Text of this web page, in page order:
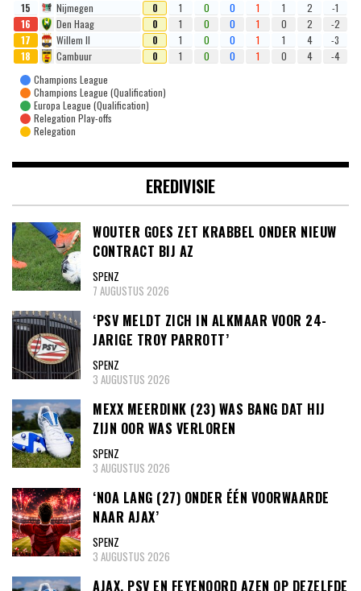
15
Nijmegen 0 1 0 0 1 1 2
-1
16
Den Haag 0 1 0 0 1 0 2
-2
17
Willem II 0 1 0 0 1 1 4
-3
18
Cambuur 0 1 0 0 1 0 4
-4
Champions League
Champions League (Qualification)
Europa League (Qualification)
Relegation Play-offs
Relegation
EREDIVISIE
WOUTER GOES ZET KRABBEL ONDER NIEUW
CONTRACT BIJ AZ
SPENZ
7 AUGUSTUS 2026
‘PSV MELDT ZICH IN ALKMAAR VOOR 24-
JARIGE TROY PARROTT’
SPENZ
3 AUGUSTUS 2026
MEXX MEERDINK (23) WAS BANG DAT HIJ
ZIJN OOR WAS VERLOREN
SPENZ
3 AUGUSTUS 2026
‘NOA LANG (27) ONDER ÉÉN VOORWAARDE
NAAR AJAX’
SPENZ
3 AUGUSTUS 2026
AJAX, PSV EN FEYENOORD AZEN OP DEZELFDE